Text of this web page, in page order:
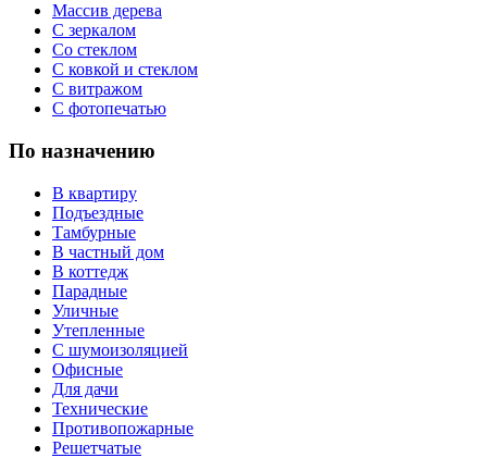
Массив дерева
С зеркалом
Со стеклом
С ковкой и стеклом
С витражом
С фотопечатью
По назначению
В квартиру
Подъездные
Тамбурные
В частный дом
В коттедж
Парадные
Уличные
Утепленные
С шумоизоляцией
Офисные
Для дачи
Технические
Противопожарные
Решетчатые